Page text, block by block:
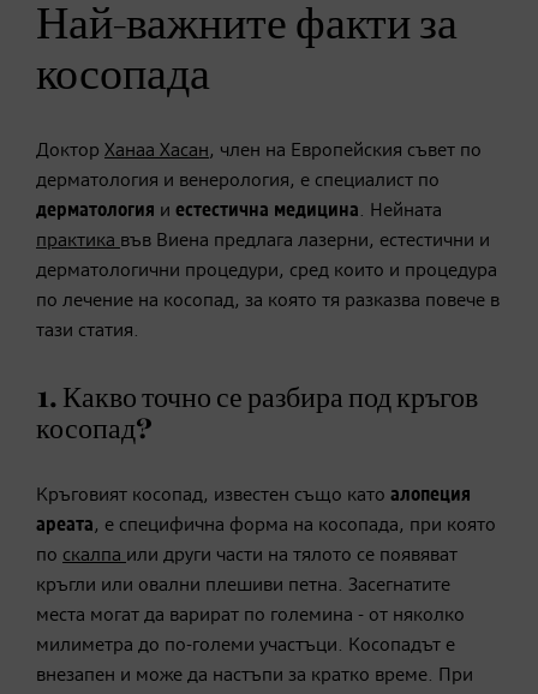
Най-важните факти за
косопада
Доктор Ханаа Хасан, член на Европейския съвет по
дерматология и венерология, е специалист по
дерматология и естестична медицина. Нейната
практика във Виена предлага лазерни, естестични и
дерматологични процедури, сред които и процедура
по лечение на косопад, за която тя разказва повече в
тази статия.
1. Какво точно се разбира под кръгов
косопад?
Кръговият косопад, известен също като алопеция
ареата, е специфична форма на косопада, при която
по скалпа или други части на тялото се появяват
кръгли или овални плешиви петна. Засегнатите
места могат да варират по големина - от няколко
милиметра до по-големи участъци. Косопадът е
внезапен и може да настъпи за кратко време. При